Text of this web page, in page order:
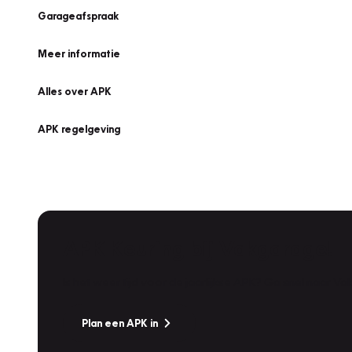
Garageafspraak
Meer informatie
Alles over APK
APK regelgeving
Plan een APK in